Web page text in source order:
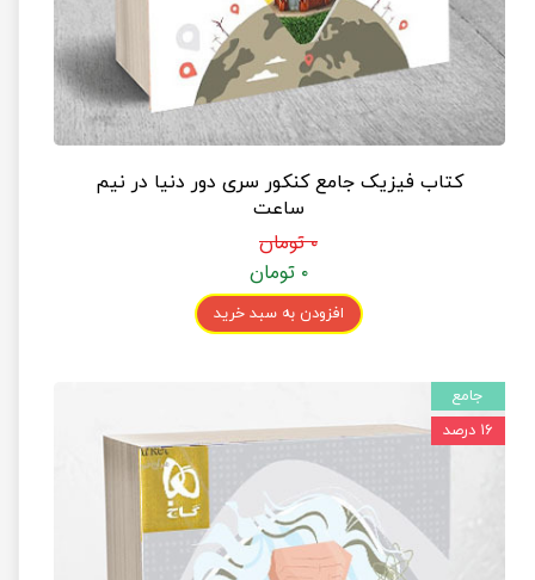
کتاب فیزیک جامع کنکور سری دور دنیا در نیم
ساعت
۰ تومان
۰ تومان
افزودن به سبد خرید
جامع
۱۶ درصد